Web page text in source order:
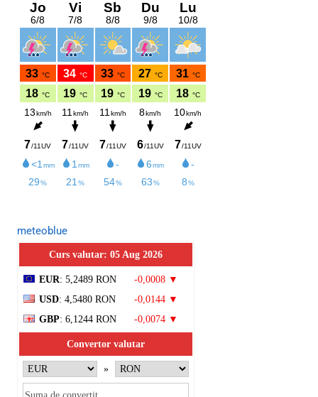
meteoblue
Curs valutar: 05 Aug 2026
EUR: 5,2489 RON
-0,0008 ▼
USD: 4,5480 RON
-0,0144 ▼
GBP: 6,1244 RON -0,0074 ▼
Convertor valutar
»